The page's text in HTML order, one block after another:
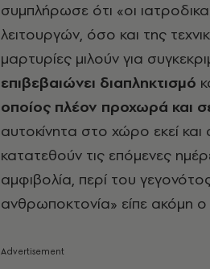
συμπλήρωσε ότι «οι
λειτουργών, όσο και της
μαρτυρίες μιλούν για
επιβεβαιώνει διαπληκτισμό
οποίος πλέον προχωρά και
αυτοκίνητα στο χώρο εκεί και
κατατεθούν τις επόμενες
αμφιβολία, περί του
ανθρωποκτονία» είπε ακόμη